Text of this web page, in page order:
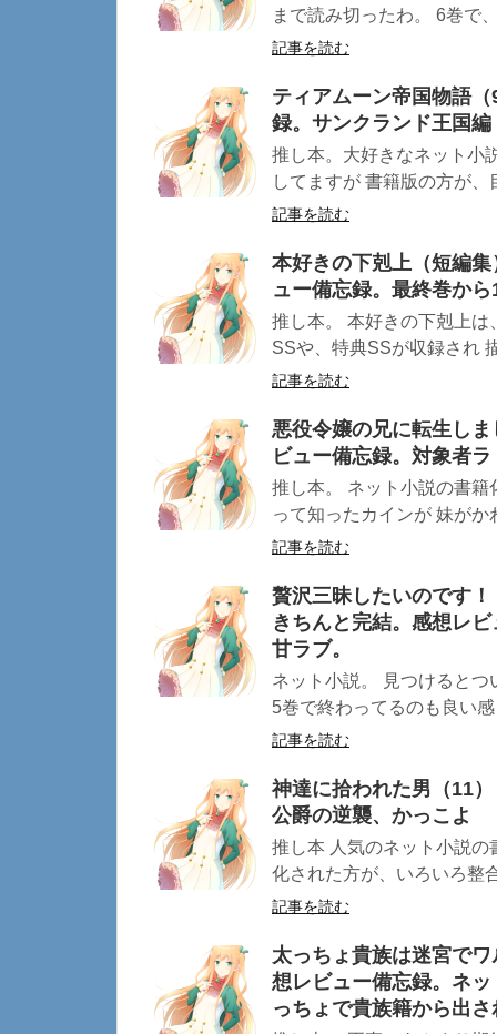
まで読み切ったわ。 6巻で
記事を読む
ティアムーン帝国物語
録。サンクランド王国編
推し本。大好きなネット小
してますが 書籍版の方が
記事を読む
本好きの下剋上（短編
ュー備忘録。最終巻か
推し本。 本好きの下剋上
SSや、特典SSが収録され
記事を読む
悪役令嬢の兄に転生し
ビュー備忘録。対象者
推し本。 ネット小説の書
って知ったカインが 妹が
記事を読む
贅沢三昧したいのです
きちんと完結。感想レ
甘ラブ。
ネット小説。 見つけると
5巻で終わってるのも良い
記事を読む
神達に拾われた男（
公爵の逆襲、かっこよ
推し本 人気のネット小説
化された方が、いろいろ整
記事を読む
太っちょ貴族は迷宮で
想レビュー備忘録。ネ
っちょで貴族籍から出